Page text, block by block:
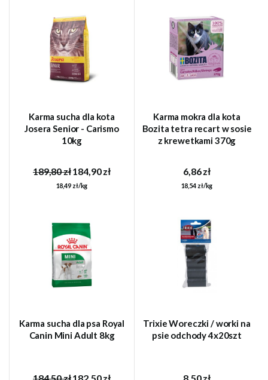
Karma sucha dla kota
Josera Senior - Carismo
10kg
189,80 zł184,90 zł
18,49 zł/kg
Karma mokra dla kota
Bozita tetra recart w sosie
z krewetkami 370g
6,86 zł
18,54 zł/kg
Karma sucha dla psa Royal
Canin Mini Adult 8kg
Trixie Woreczki / worki na
psie odchody 4x20szt